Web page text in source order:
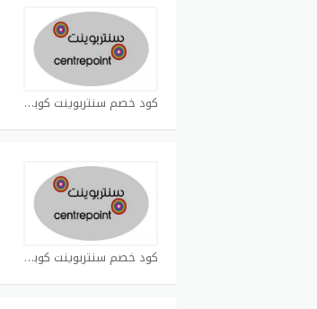
كود خصم سنتربوينت كوبون
كود خصم سنتربوينت كوبون